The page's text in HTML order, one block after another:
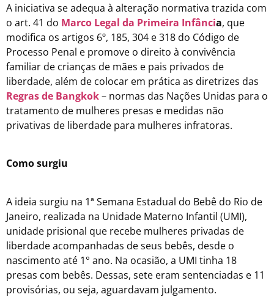
A iniciativa se adequa à alteração normativa trazida com
o art. 41 do Marco Legal da Primeira Infância, que
modifica os artigos 6º, 185, 304 e 318 do Código de
Processo Penal e promove o direito à convivência
familiar de crianças de mães e pais privados de
liberdade, além de colocar em prática as diretrizes das
Regras de Bangkok– normas das Nações Unidas para o
tratamento de mulheres presas e medidas não
privativas de liberdade para mulheres infratoras.
Como surgiu
A ideia surgiu na 1ª Semana Estadual do Bebê do Rio de
Janeiro, realizada na Unidade Materno Infantil (UMI),
unidade prisional que recebe mulheres privadas de
liberdade acompanhadas de seus bebês, desde o
nascimento até 1° ano. Na ocasião, a UMI tinha 18
presas com bebês. Dessas, sete eram sentenciadas e 11
provisórias, ou seja, aguardavam julgamento.